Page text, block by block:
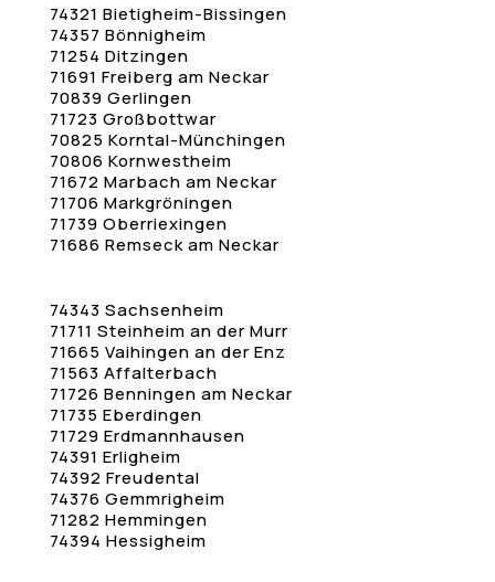
74321 Bietigheim-Bissingen
74357 Bönnigheim
71254 Ditzingen
71691 Freiberg am Neckar
70839 Gerlingen
71723 Großbottwar
70825 Korntal-Münchingen
70806 Kornwestheim
71672 Marbach am Neckar
71706 Markgröningen
71739 Oberriexingen
71686 Remseck am Neckar
74343 Sachsenheim
71711 Steinheim an der Murr
71665 Vaihingen an der Enz
71563 Affalterbach
71726 Benningen am Neckar
71735 Eberdingen
71729 Erdmannhausen
74391 Erligheim
74392 Freudental
74376 Gemmrigheim
71282 Hemmingen
74394 Hessigheim